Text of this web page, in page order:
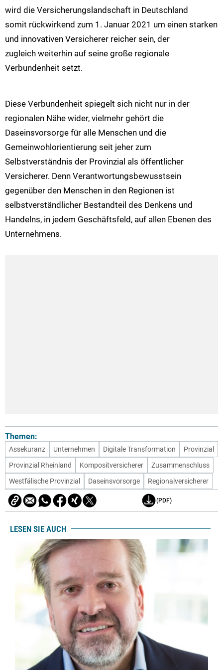
wird die Versicherungslandschaft in Deutschland
somit rückwirkend zum 1. Januar 2021 um einen starken
und innovativen Versicherer reicher sein, der
zugleich weiterhin auf seine große regionale
Verbundenheit setzt.
Diese Verbundenheit spiegelt sich nicht nur in der
regionalen Nähe wider, vielmehr gehört die
Daseinsvorsorge für alle Menschen und die
Gemeinwohlorientierung seit jeher zum
Selbstverständnis der Provinzial als öffentlicher
Versicherer. Denn Verantwortungsbewusstsein
gegenüber den Menschen in den Regionen ist
selbstverständlicher Bestandteil des Denkens und
Handelns, in jedem Geschäftsfeld, auf allen Ebenen des
Unternehmens.
Themen:
Assekuranz Unternehmen Digitale Transformation
Provinzial
Provinzial Rheinland
Kompositversicherer
Zusammenschluss
Westfälische Provinzial
Daseinsvorsorge Regionalversicherer
(PDF)
LESEN SIE AUCH